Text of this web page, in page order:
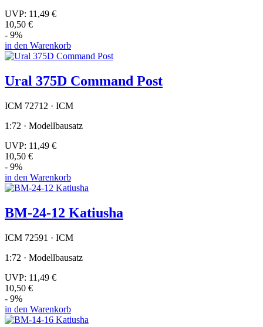
UVP: 11,49 €
10,50 €
- 9%
in den Warenkorb
Ural 375D Command Post
ICM 72712 · ICM
1:72 · Modellbausatz
UVP: 11,49 €
10,50 €
- 9%
in den Warenkorb
BM-24-12 Katiusha
ICM 72591 · ICM
1:72 · Modellbausatz
UVP: 11,49 €
10,50 €
- 9%
in den Warenkorb